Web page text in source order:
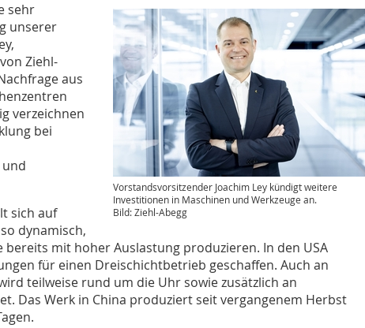
Vorstandsvorsitzender Joachim Ley kündigt weitere
Investitionen in Maschinen und Werkzeuge an.
Bild: Ziehl-Abegg
sehr
unserer
Ziehl-
aus
verzeichnen
bei
sich auf
dynamisch,
bereits mit hoher Auslastung produzieren. In den USA
für einen Dreischichtbetrieb geschaffen. Auch an
teilweise rund um die Uhr sowie zusätzlich an
Das Werk in China produziert seit vergangenem Herbst